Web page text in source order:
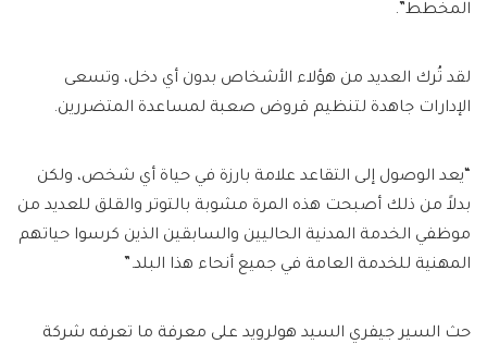
المخطط”.
لقد تُرك العديد من هؤلاء الأشخاص بدون أي دخل، وتسعى
الإدارات جاهدة لتنظيم قروض صعبة لمساعدة المتضررين.
“يعد الوصول إلى التقاعد علامة بارزة في حياة أي شخص، ولكن
بدلاً من ذلك أصبحت هذه المرة مشوبة بالتوتر والقلق للعديد من
موظفي الخدمة المدنية الحاليين والسابقين الذين كرسوا حياتهم
المهنية للخدمة العامة في جميع أنحاء هذا البلد.”
حث السير جيفري السيد هولرويد على معرفة ما تعرفه شركة